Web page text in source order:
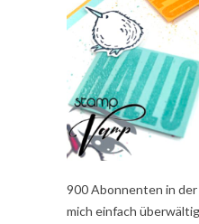
900 Abonnenten in
mich einfach